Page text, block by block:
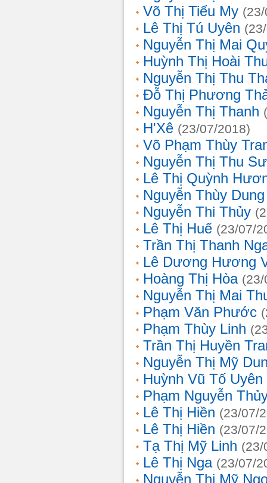
Võ Thị Tiểu My
Lê Thị Tú Uyên
Nguyễn Thị Mai
Huỳnh Thị Hoài
Nguyễn Thị Thu
Đỗ Thị Phương
Nguyễn Thị Thanh
H'Xê (23/07/2018)
Võ Phạm Thùy
Nguyễn Thị Thu
Lê Thị Quỳnh
Nguyễn Thùy Dung
Nguyễn Thi Thủy
Lê Thị Huế (23/07/
Trần Thị Thanh
Lê Dương Hương
Hoàng Thị Hòa
Nguyễn Thị Mai
Phạm Văn Phước
Phạm Thùy Linh
Trần Thị Huyền
Nguyễn Thị Mỹ
Huỳnh Vũ Tố Uyên
Phạm Nguyễn
Lê Thị Hiền (23/07/
Lê Thị Hiền (23/07/
Tạ Thị Mỹ Linh (23/
Lê Thị Nga (23/07/
Nguyễn Thị Mỹ